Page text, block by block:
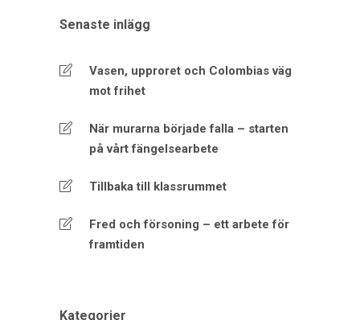
Senaste inlägg
Vasen, upproret och Colombias väg
mot frihet
När murarna började falla – starten
på vårt fängelsearbete
Tillbaka till klassrummet
Fred och försoning – ett arbete för
framtiden
Kategorier